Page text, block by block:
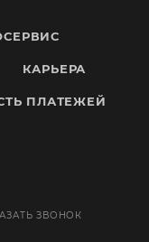
КАРЬЕРА
ПЛАТЕЖЕЙ
ЗВОНОК